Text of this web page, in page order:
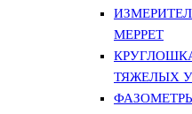
МЕРРЕТ
ТЯЖЕЛЫХ